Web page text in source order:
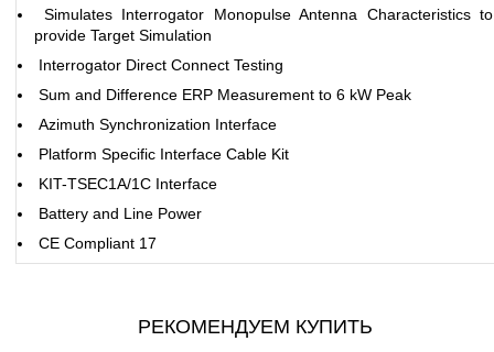
Simulates Interrogator Monopulse Antenna Characteristics to
provide Target Simulation
Interrogator Direct Connect Testing
Sum and Difference ERP Measurement to 6 kW Peak
Azimuth Synchronization Interface
Platform Specific Interface Cable Kit
KIT-TSEC1A/1C Interface
Battery and Line Power
CE Compliant 17
РЕКОМЕНДУЕМ КУПИТЬ